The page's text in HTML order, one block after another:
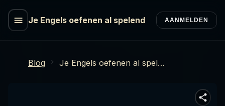
Je Engels oefenen al spelend AANMELDEN
Blog Je Engels oefenen al spelend